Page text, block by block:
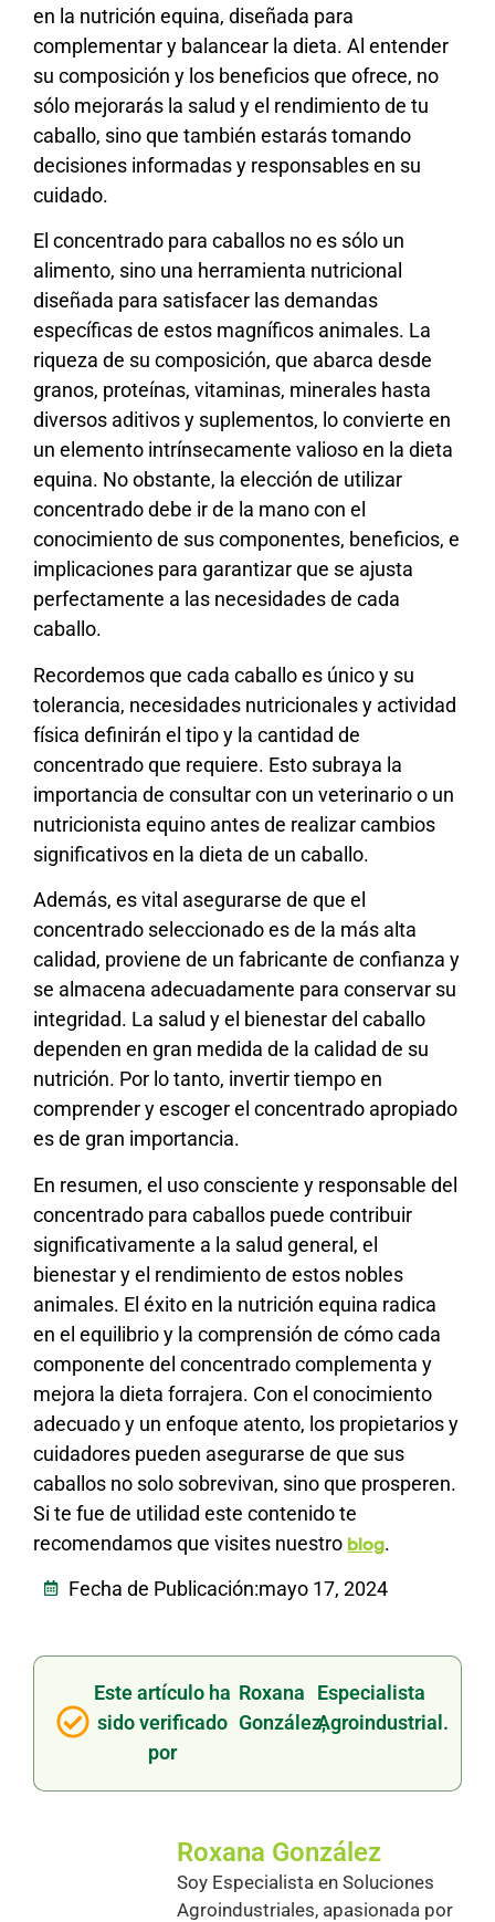
en la nutrición equina, diseñada para
complementar y balancear la dieta. Al entender
su composición y los beneficios que ofrece, no
sólo mejorarás la salud y el rendimiento de tu
caballo, sino que también estarás tomando
decisiones informadas y responsables en su
cuidado.
El concentrado para caballos no es sólo un
alimento, sino una herramienta nutricional
diseñada para satisfacer las demandas
específicas de estos magníficos animales. La
riqueza de su composición, que abarca desde
granos, proteínas, vitaminas, minerales hasta
diversos aditivos y suplementos, lo convierte en
un elemento intrínsecamente valioso en la dieta
equina. No obstante, la elección de utilizar
concentrado debe ir de la mano con el
conocimiento de sus componentes, beneficios, e
implicaciones para garantizar que se ajusta
perfectamente a las necesidades de cada
caballo.
Recordemos que cada caballo es único y su
tolerancia, necesidades nutricionales y actividad
física definirán el tipo y la cantidad de
concentrado que requiere. Esto subraya la
importancia de consultar con un veterinario o un
nutricionista equino antes de realizar cambios
significativos en la dieta de un caballo.
Además, es vital asegurarse de que el
concentrado seleccionado es de la más alta
calidad, proviene de un fabricante de confianza y
se almacena adecuadamente para conservar su
integridad. La salud y el bienestar del caballo
dependen en gran medida de la calidad de su
nutrición. Por lo tanto, invertir tiempo en
comprender y escoger el concentrado apropiado
es de gran importancia.
En resumen, el uso consciente y responsable del
concentrado para caballos puede contribuir
significativamente a la salud general, el
bienestar y el rendimiento de estos nobles
animales. El éxito en la nutrición equina radica
en el equilibrio y la comprensión de cómo cada
componente del concentrado complementa y
mejora la dieta forrajera. Con el conocimiento
adecuado y un enfoque atento, los propietarios y
cuidadores pueden asegurarse de que sus
caballos no solo sobrevivan, sino que prosperen.
Si te fue de utilidad este contenido te
recomendamos que visites nuestro blog.
Fecha de Publicación:mayo 17, 2024
Este artículo ha
sido verificado
por
Roxana
González,
Especialista
Agroindustrial.
Roxana González
Soy Especialista en Soluciones
Agroindustriales, apasionada por